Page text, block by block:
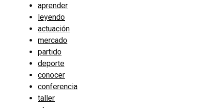
aprender
leyendo
actuación
mercado
partido
deporte
conocer
conferencia
taller